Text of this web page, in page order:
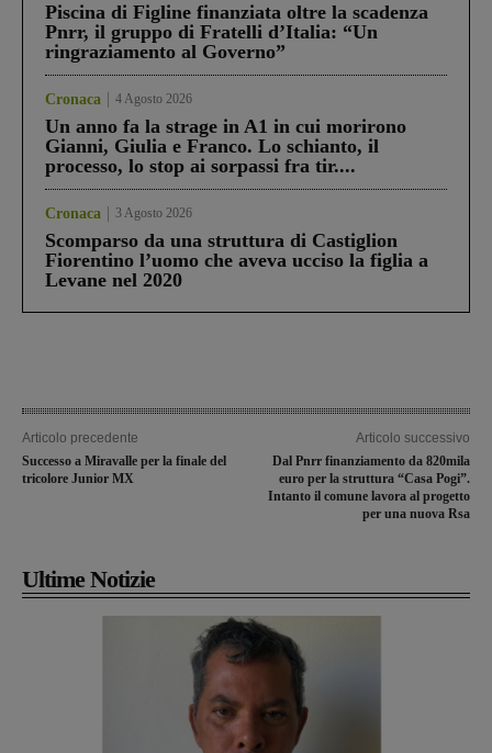
Piscina di Figline finanziata oltre la scadenza
Pnrr, il gruppo di Fratelli d’Italia: “Un
ringraziamento al Governo”
Cronaca 4 Agosto 2026
Un anno fa la strage in A1 in cui morirono
Gianni, Giulia e Franco. Lo schianto, il
processo, lo stop ai sorpassi fra tir....
Cronaca 3 Agosto 2026
Scomparso da una struttura di Castiglion
Fiorentino l’uomo che aveva ucciso la figlia a
Levane nel 2020
Articolo precedente
Successo a Miravalle per la finale del
tricolore Junior MX
Articolo successivo
Dal Pnrr finanziamento da 820mila
euro per la struttura “Casa Pogi”.
Intanto il comune lavora al progetto
per una nuova Rsa
Ultime Notizie